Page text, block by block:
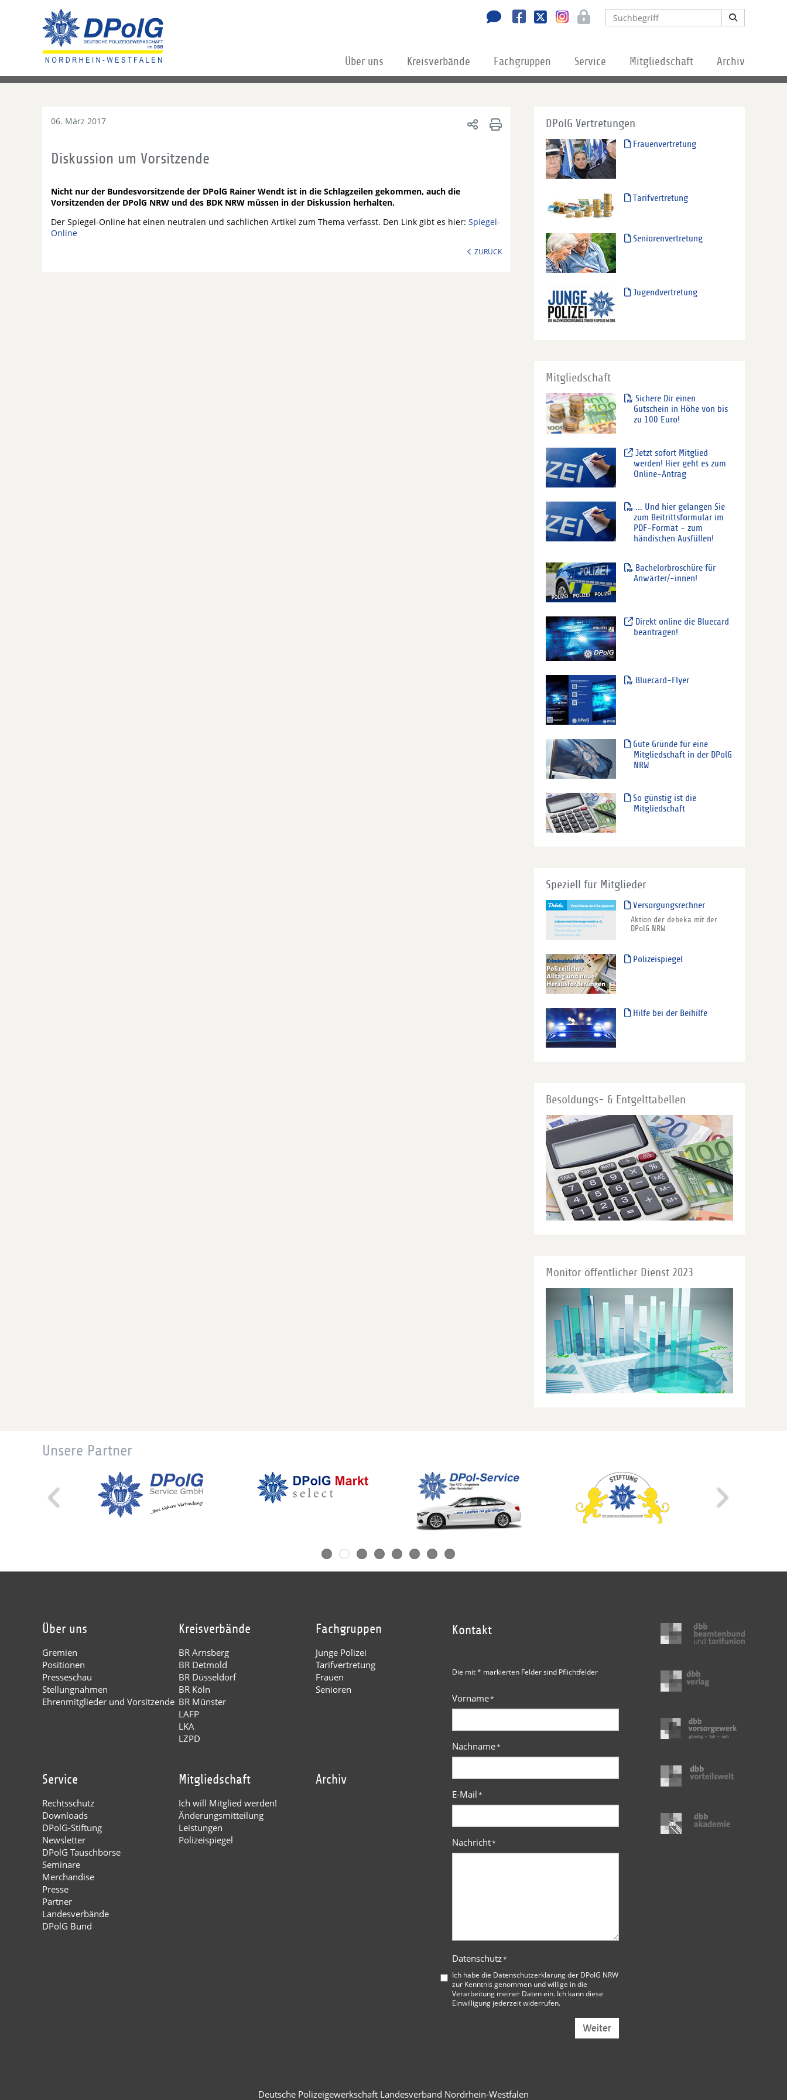
Über uns Kreisverbände Fachgruppen Service Mitgliedschaft Archiv
06. März 2017
Diskussion um Vorsitzende
Nicht nur der Bundesvorsitzende der DPolG Rainer Wendt ist in die Schlagzeilen gekommen, auch die
Vorsitzenden der DPolG NRW und des BDK NRW müssen in der Diskussion herhalten.
Der Spiegel-Online hat einen neutralen und sachlichen Artikel zum Thema verfasst. Den Link gibt es hier: Spiegel-
Online
ZURÜCK
DPolG Vertretungen
Frauenvertretung
Tarifvertretung
Seniorenvertretung
Jugendvertretung
Mitgliedschaft
Sichere Dir einen
Gutschein in Höhe von bis
zu 100 Euro!
Jetzt sofort Mitglied
werden! Hier geht es zum
Online-Antrag
... Und hier gelangen Sie
zum Beitrittsformular im
PDF-Format - zum
händischen Ausfüllen!
Bachelorbroschüre für
Anwärter/-innen!
Direkt online die Bluecard
beantragen!
Bluecard-Flyer
Gute Gründe für eine
Mitgliedschaft in der DPolG
NRW
So günstig ist die
Mitgliedschaft
Speziell für Mitglieder
Versorgungsrechner
Aktion der debeka mit der
DPolG NRW
Polizeispiegel
Hilfe bei der Beihilfe
Besoldungs- & Entgelttabellen
Monitor öffentlicher Dienst 2023
Unsere Partner
Über uns
Gremien
Positionen
Presseschau
Stellungnahmen
Ehrenmitglieder und Vorsitzende
Kreisverbände
BR Arnsberg
BR Detmold
BR Düsseldorf
BR Köln
BR Münster
LAFP
LKA
LZPD
Fachgruppen
Junge Polizei
Tarifvertretung
Frauen
Senioren
Service
Rechtsschutz
Downloads
DPolG-Stiftung
Newsletter
DPolG Tauschbörse
Seminare
Merchandise
Presse
Partner
Landesverbände
DPolG Bund
Mitgliedschaft
Ich will Mitglied werden!
Änderungsmitteilung
Leistungen
Polizeispiegel
Archiv
Kontakt
Die mit * markierten Felder sind Pflichtfelder
Vorname*
Nachname*
E-Mail*
Nachricht*
Datenschutz*
Ich habe die Datenschutzerklärung der DPolG NRW
zur Kenntnis genommen und willige in die
Verarbeitung meiner Daten ein. Ich kann diese
Einwilligung jederzeit widerrufen.
Weiter
Deutsche Polizeigewerkschaft Landesverband Nordrhein-Westfalen